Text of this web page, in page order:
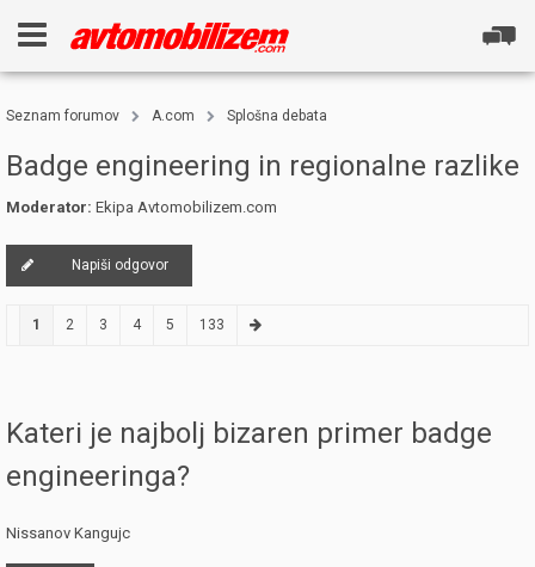
Seznam forumov A.com Splošna debata
Badge engineering in regionalne razlike
Moderator: Ekipa Avtomobilizem.com
Napiši odgovor
1 2 3 4 5 133
Kateri je najbolj bizaren primer badge
engineeringa?
Nissanov Kangujc